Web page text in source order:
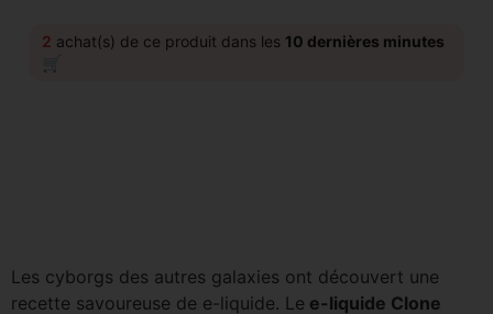
2 achat(s) de ce produit dans les 10 dernières minutes
🛒
Les cyborgs des autres galaxies ont découvert une
recette savoureuse de e-liquide. Le e-liquide Clone